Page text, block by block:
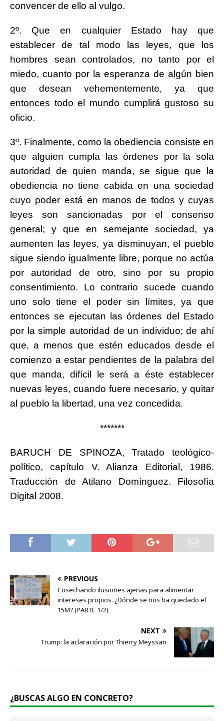
convencer de ello al vulgo.
2º. Que en cualquier Estado hay que
establecer de tal modo las leyes, que los
hombres sean controlados, no tanto por el
miedo, cuanto por la esperanza de algún bien
que desean vehementemente, ya que
entonces todo el mundo cumplirá gustoso su
oficio.
3º. Finalmente, como la obediencia consiste en
que alguien cumpla las órdenes por la sola
autoridad de quien manda, se sigue que la
obediencia no tiene cabida en una sociedad
cuyo poder está en manos de todos y cuyas
leyes son sancionadas por el consenso
general; y que en semejante sociedad, ya
aumenten las leyes, ya disminuyan, el pueblo
sigue siendo igualmente libre, porque no actúa
por autoridad de otro, sino por su propio
consentimiento. Lo contrario sucede cuando
uno solo tiene el poder sin límites, ya que
entonces se ejecutan las órdenes del Estado
por la simple autoridad de un individuo; de ahí
que, a menos que estén educados desde el
comienzo a estar pendientes de la palabra del
que manda, difícil le será a éste establecer
nuevas leyes, cuando fuere necesario, y quitar
al pueblo la libertad, una vez concedida.
*******
BARUCH DE SPINOZA, Tratado teológico-
político, capítulo V. Alianza Editorial, 1986.
Traducción de Atilano Domínguez. Filosofía
Digital 2008.
PREVIOUS
Cosechando ilusiones ajenas para alimentar
intereses propios. ¿Dónde se nos ha quedado el
15M? (PARTE 1/2)
NEXT
Trump: la aclaración por Thierry Meyssan
¿BUSCAS ALGO EN CONCRETO?